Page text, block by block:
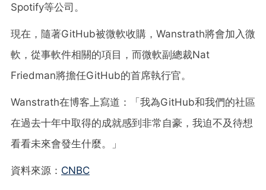
Spotify等公司。
現在，隨著GitHub被微軟收購，Wanstrath將會加入微
軟，從事軟件相關的項目，而微軟副總裁Nat
Friedman將擔任GitHub的首席執行官。
Wanstrath在博客上寫道：「我為GitHub和我們的社區
在過去十年中取得的成就感到非常自豪，我迫不及待想
看看未來會發生什麼。」
資料來源： CNBC